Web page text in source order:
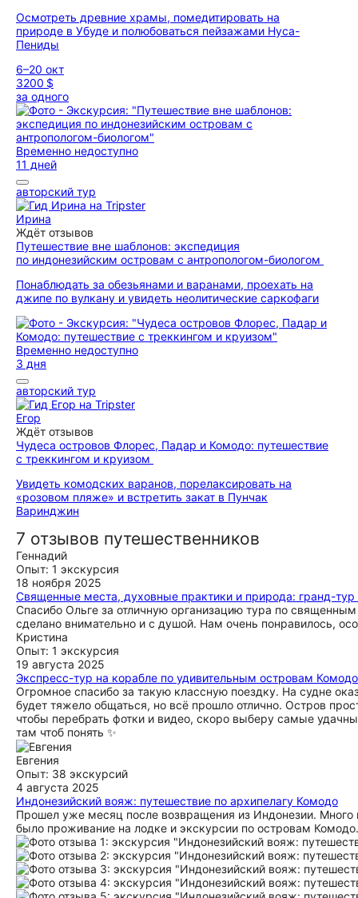
Осмотреть древние храмы, помедитировать на
природе в Убуде и полюбоваться пейзажами Нуса-
Пениды
6–20 окт
3200 $
за одного
Временно недоступно
11 дней
авторский тур
Ирина
Ждёт отзывов
Путешествие вне шаблонов: экспедиция
по индонезийским островам с антропологом-биологом
Понаблюдать за обезьянами и варанами, проехать на
джипе по вулкану и увидеть неолитические саркофаги
Временно недоступно
3 дня
авторский тур
Егор
Ждёт отзывов
Чудеса островов Флорес, Падар и Комодо: путешествие
с треккингом и круизом
Увидеть комодских варанов, порелаксировать на
«розовом пляже» и встретить закат в Пунчак
Варинджин
7 отзывов путешественников
Геннадий
Опыт: 1 экскурсия
18 ноября 2025
Священные места, духовные практики и природа: гранд-
Спасибо Ольге за отличную организацию тура по
сделано внимательно и с душой. Нам очень понравилось,
Кристина
Опыт: 1 экскурсия
19 августа 2025
Экспресс-тур на корабле по удивительным островам Комодо
Огромное спасибо за такую классную поездку. На судне
будет тяжело общаться, но всё прошло отлично. Остров
чтобы перебрать фотки и видео, скоро выберу самые
там чтоб понять ✨
Евгения
Опыт: 38 экскурсий
4 августа 2025
Индонезийский вояж: путешествие по архипелагу Комодо
Прошел уже месяц после возвращения из Индонезии.
было проживание на лодке и экскурсии по островам